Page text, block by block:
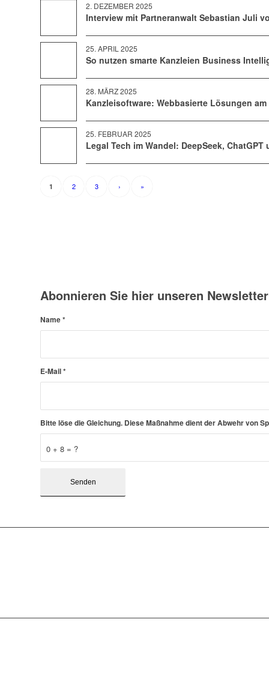
2. DEZEMBER 2025
Interview mit Partneranwalt Sebastian Juli
25. APRIL 2025
So nutzen smarte Kanzleien Business
28. MÄRZ 2025
Kanzleisoftware: Webbasierte Lösungen
25. FEBRUAR 2025
Legal Tech im Wandel: DeepSeek,
1 2 3 › »
Abonnieren Sie hier unseren Newsletter
Name*
E-Mail*
0 + 8 = ?
Bitte löse die Gleichung. Diese Maßnahme dient der Abwehr von